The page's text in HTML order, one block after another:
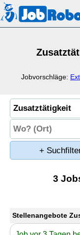
Jobvorschläge:
+
3
Stellenangebote